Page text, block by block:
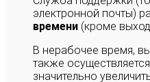
электронной почты)
времени (кроме
В нерабочее время,
также
значительно